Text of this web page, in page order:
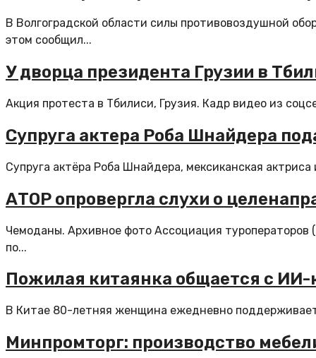
В Волгоградской области силы противовоздушной
этом сообщил...
У дворца президента Грузии в
Акция протеста в Тбилиси, Грузия. Кадр видео из
Супруга актера Роба Шнайдера
Супруга актёра Роба Шнайдера, мексиканская
АТОР опровергла слухи о
Чемоданы. Архивное фото Ассоциация
по...
Пожилая китаянка общается с ИИ-
В Китае 80-летняя женщина ежедневно
Минпромторг: производство